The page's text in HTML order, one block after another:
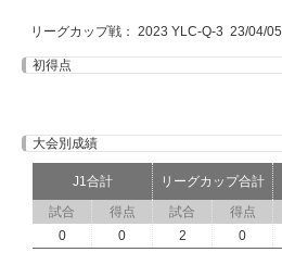
リーグカップ戦： 2023 YLC-Q-3 23/04/05
初得点
大会別成績
J1合計 リーグカップ合計
試合
得点 試合 得点
0
0 2 0